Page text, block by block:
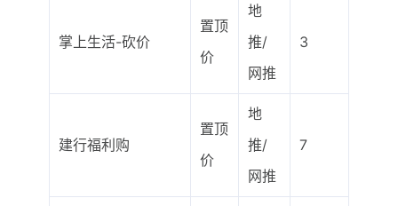
掌上生活-砍价
置顶
价
地
推/
网推
3
建行福利购
置顶
价
地
推/
网推
7